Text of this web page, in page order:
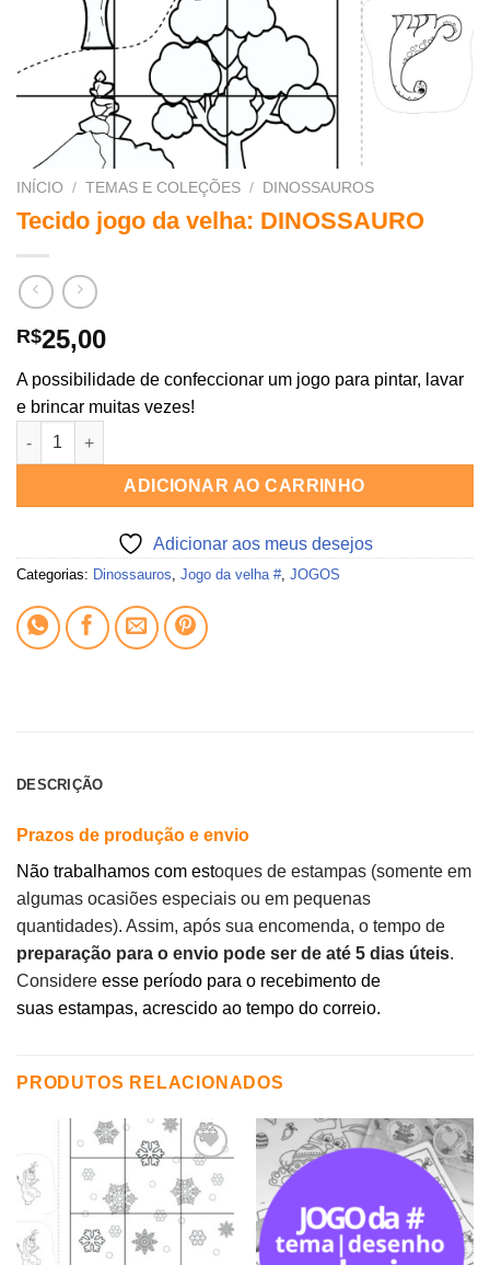
INÍCIO / TEMAS E COLEÇÕES / DINOSSAUROS
Tecido jogo da velha: DINOSSAURO
R$25,00
A possibilidade de confeccionar um jogo para pintar, lavar
e brincar muitas vezes!
Tecido jogo da velha: DINOSSAURO quantidade
ADICIONAR AO CARRINHO
Adicionar aos meus desejos
Categorias: Dinossauros, Jogo da velha #, JOGOS
DESCRIÇÃO
Prazos de produção e envio
Não trabalhamos com estoques de estampas (somente em
algumas ocasiões especiais ou em pequenas
quantidades). Assim, após sua encomenda, o tempo de
preparação para o envio pode ser de até 5 dias úteis.
Considere esse período para o recebimento de
suas estampas, acrescido ao tempo do correio.
PRODUTOS RELACIONADOS
Adicionar
aos
meus
desejos
Adicionar
aos
meus
desejos